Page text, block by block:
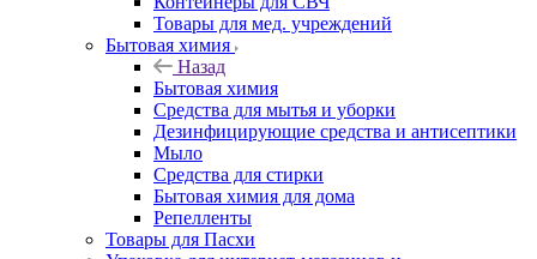
Товары для мед. учреждений
Бытовая химия
Назад
Бытовая химия
Средства для мытья и уборки
Дезинфицирующие средства и антисептики
Мыло
Средства для стирки
Бытовая химия для дома
Репелленты
Товары для Пасхи